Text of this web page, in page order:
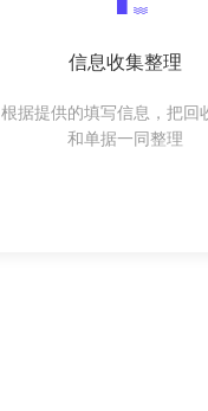
信息收集整理
根据提供的填写信息，把回
和单据一同整理